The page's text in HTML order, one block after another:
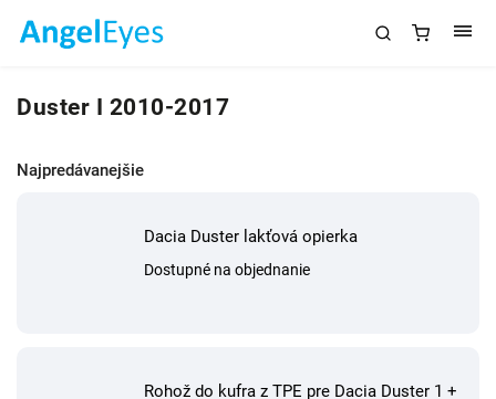
Duster I 2010-2017
Najpredávanejšie
Dacia Duster lakťová opierka
Dostupné na objednanie
Rohož do kufra z TPE pre Dacia Duster 1 +